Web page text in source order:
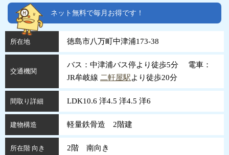
ネット無料で毎月お得です！
所在地 徳島市八万町中津浦173-38
交通機関
バス：中津浦バス停より徒歩5分 電車：
JR牟岐線 二軒屋駅より徒歩20分
間取り詳細 LDK10.6 洋4.5 洋4.5 洋6
建物構造 軽量鉄骨造 2階建
所在階 向き 2階 南向き